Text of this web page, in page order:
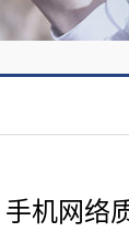
手机网络